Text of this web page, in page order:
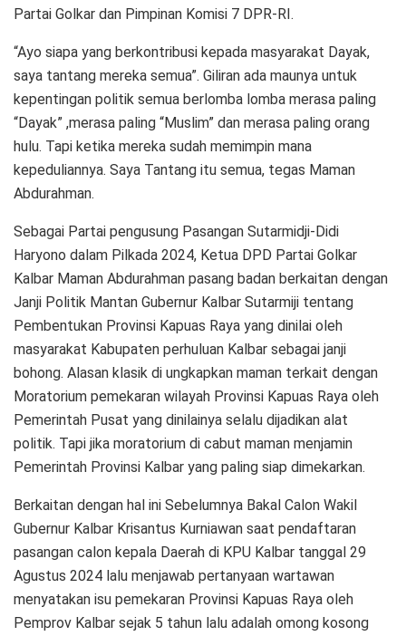
Partai Golkar dan Pimpinan Komisi 7 DPR-RI.
“Ayo siapa yang berkontribusi kepada masyarakat Dayak,
saya tantang mereka semua”. Giliran ada maunya untuk
kepentingan politik semua berlomba lomba merasa paling
“Dayak” ,merasa paling “Muslim” dan merasa paling orang
hulu. Tapi ketika mereka sudah memimpin mana
kepeduliannya. Saya Tantang itu semua, tegas Maman
Abdurahman.
Sebagai Partai pengusung Pasangan Sutarmidji-Didi
Haryono dalam Pilkada 2024, Ketua DPD Partai Golkar
Kalbar Maman Abdurahman pasang badan berkaitan dengan
Janji Politik Mantan Gubernur Kalbar Sutarmiji tentang
Pembentukan Provinsi Kapuas Raya yang dinilai oleh
masyarakat Kabupaten perhuluan Kalbar sebagai janji
bohong. Alasan klasik di ungkapkan maman terkait dengan
Moratorium pemekaran wilayah Provinsi Kapuas Raya oleh
Pemerintah Pusat yang dinilainya selalu dijadikan alat
politik. Tapi jika moratorium di cabut maman menjamin
Pemerintah Provinsi Kalbar yang paling siap dimekarkan.
Berkaitan dengan hal ini Sebelumnya Bakal Calon Wakil
Gubernur Kalbar Krisantus Kurniawan saat pendaftaran
pasangan calon kepala Daerah di KPU Kalbar tanggal 29
Agustus 2024 lalu menjawab pertanyaan wartawan
menyatakan isu pemekaran Provinsi Kapuas Raya oleh
Pemprov Kalbar sejak 5 tahun lalu adalah omong kosong